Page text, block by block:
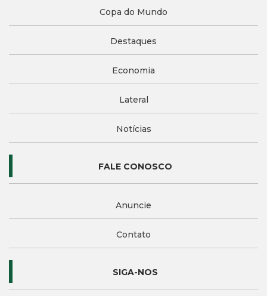
Copa do Mundo
Destaques
Economia
Lateral
Notícias
FALE CONOSCO
Anuncie
Contato
SIGA-NOS